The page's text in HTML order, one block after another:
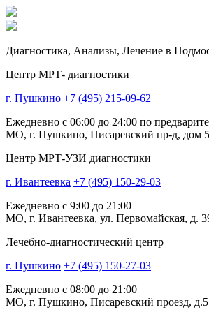
Диагностика, Анализы, Лечение в
Центр МРТ- диагностики
г. Пушкино +7 (495) 215-09-62
Ежедневно с 06:00 до 24:00 по
МО, г. Пушкино, Писаревский пр-д, дом
Центр МРТ-УЗИ диагностики
г. Ивантеевка +7 (495) 150-29-03
Ежедневно с 9:00 до 21:00
МО, г. Ивантеевка, ул. Первомайская, д.
Лечебно-диагностический центр
г. Пушкино +7 (495) 150-27-03
Ежедневно с 08:00 до 21:00
МО, г. Пушкино, Писаревский проезд, д.5